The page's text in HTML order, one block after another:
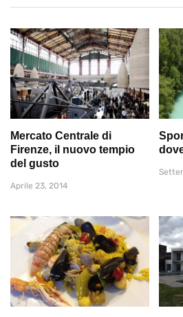
Mercato Centrale di
Firenze, il nuovo tempio
del gusto
Aprile 23, 2014